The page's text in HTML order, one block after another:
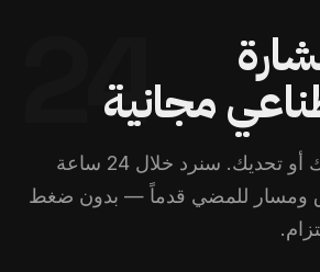
24
مجانية
أخبرنا عن مشروعك أو تحديك. سنرد خلال 24 ساعة
ومسار للمضي قدماً — بدون ضغط